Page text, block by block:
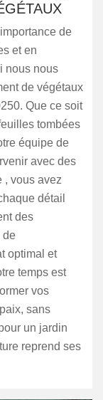
de
et en
nous nous
de végétaux
Que ce soit
tombées
équipe de
avec des
, vous avez
détail
des
de
optimal et
temps est
vos
sans
un jardin
reprend ses